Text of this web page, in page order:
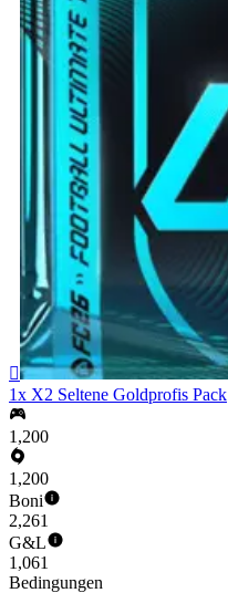

1x X2 Seltene Goldprofis Pack
1,200
1,200
Boni
2,261
G&L
1,061
Bedingungen